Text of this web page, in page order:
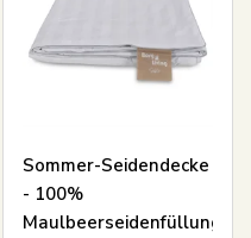
Sommer-Seidendecke
- 100%
Maulbeerseidenfüllung